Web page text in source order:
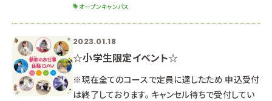
絡ください。 ※定員に達した学科から受付終了と
なります。 その場合は４月２２日（土）にご参加くだ
さい。 ☆ポイント☆ ☑最新パンフレット先行配
オープンキャンパス
2023.01.18
☆小学生限定イベント☆
※現在全てのコースで定員に達したため 申込受付
は終了しております。 キャンセル待ちで受付してい